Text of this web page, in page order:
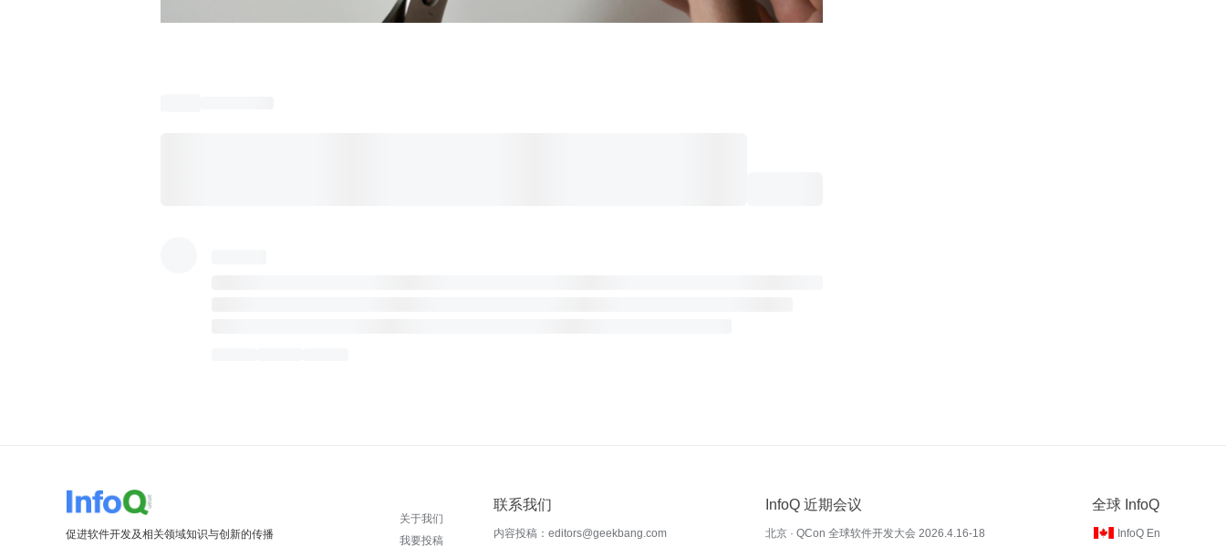
促进软件开发及相关领域知识与创新的传播
关于我们
我要投稿
联系我们
内容投稿：editors@geekbang.com
InfoQ 近期会议
北京 · QCon 全球软件开发大会 2026.4.16-18
全球 InfoQ
InfoQ En